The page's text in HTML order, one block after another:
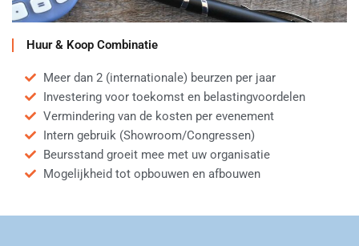
Huur & Koop Combinatie
Meer dan 2 (internationale) beurzen per jaar
Investering voor toekomst en belastingvoordelen
Vermindering van de kosten per evenement
Intern gebruik (Showroom/Congressen)
Beursstand groeit mee met uw organisatie
Mogelijkheid tot opbouwen en afbouwen